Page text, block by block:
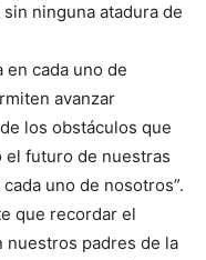
ninguna atadura de
en cada uno de
avanzar
los obstáculos que
el futuro de nuestras
uno de nosotros”.
que recordar el
nuestros padres de la